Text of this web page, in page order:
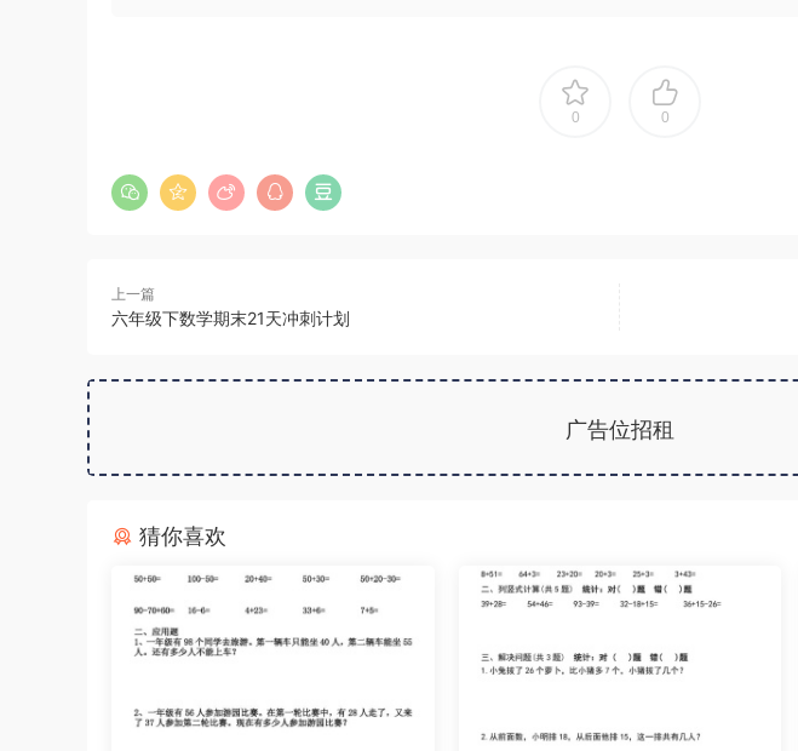
0 0
上一篇
六年级下数学期末21天冲刺计划
广告位招租
猜你喜欢